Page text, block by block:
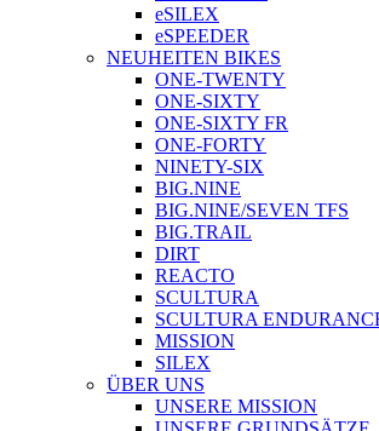
eSILEX
eSPEEDER
NEUHEITEN BIKES
ONE-TWENTY
ONE-SIXTY
ONE-SIXTY FR
ONE-FORTY
NINETY-SIX
BIG.NINE
BIG.NINE/SEVEN TFS
BIG.TRAIL
DIRT
REACTO
SCULTURA
SCULTURA
MISSION
SILEX
ÜBER UNS
UNSERE MISSION